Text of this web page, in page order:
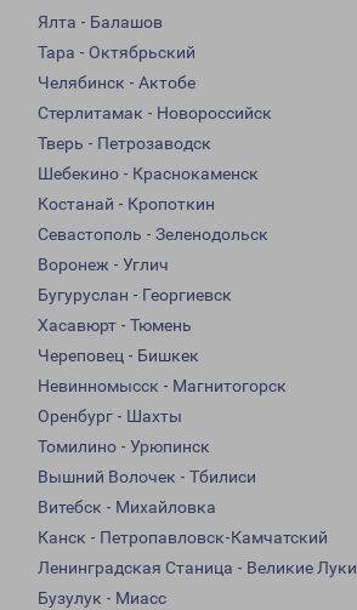
Ялта - Балашов
Тара - Октябрьский
Челябинск - Актобе
Стерлитамак - Новороссийск
Тверь - Петрозаводск
Шебекино - Краснокаменск
Костанай - Кропоткин
Севастополь - Зеленодольск
Воронеж - Углич
Бугуруслан - Георгиевск
Хасавюрт - Тюмень
Череповец - Бишкек
Невинномысск - Магнитогорск
Оренбург - Шахты
Томилино - Урюпинск
Вышний Волочек - Тбилиси
Витебск - Михайловка
Канск - Петропавловск-Камчатский
Ленинградская Станица - Великие Луки
Бузулук - Миасс